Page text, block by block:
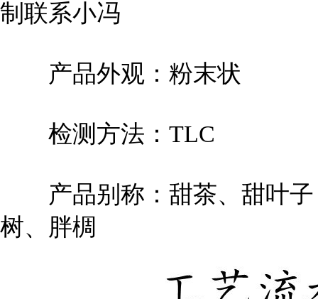
制联系小冯
产品外观：粉末状
检测方法：TLC
产品别称：甜茶、甜叶子
树、胖椆